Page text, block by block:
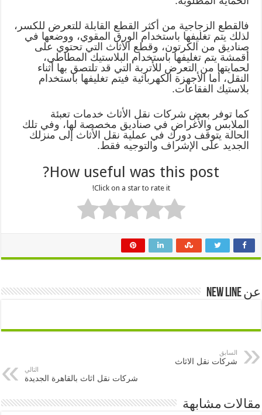
فالقطع الزجاجية من أكثر القطع القابلة للتعرض للكسر،
لذلك يتم تغليفها باستخدام الورق المقوي، ووضعها في
صناديق من الكرتون، وقطع الأثاث التي تحتوي على
أقمشة يتم تغليفها باستخدام البلاستيك المطاطي،
لحمايتها من التعرض للأتربة التي قد تلتصق بها أثناء
النقل، أما الأجهزة الكهربائية فيتم تغليفها باستخدام
بلاستيك الفقاعات.
كما توفر بعض شركات نقل الأثاث خدمات تعبئة
الملابس والأغراض في صناديق مخصصة لها، وفي تلك
الحالة يتوقف دورك في عملية نقل الأثاث إلى منزلك
الجديد على الإشراف والتوجيه فقط.
How useful was this post?
Click on a star to rate it!
عن New Line
السابق
شركات نقل الاثاث
التالي
شركات نقل اثاث بالقاهرة الجديدة
مقالات مشابهة